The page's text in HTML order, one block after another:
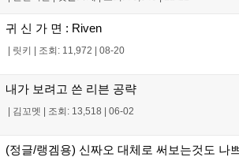
귀 신 가 면 : Riven
릿키 조회: 11,972 08-20
내가 보려고 쓴 리븐 공략
김꼬멧 조회: 13,518 06-02
(정글/랭겜용) 신짜오 대체로 써보는것도 나